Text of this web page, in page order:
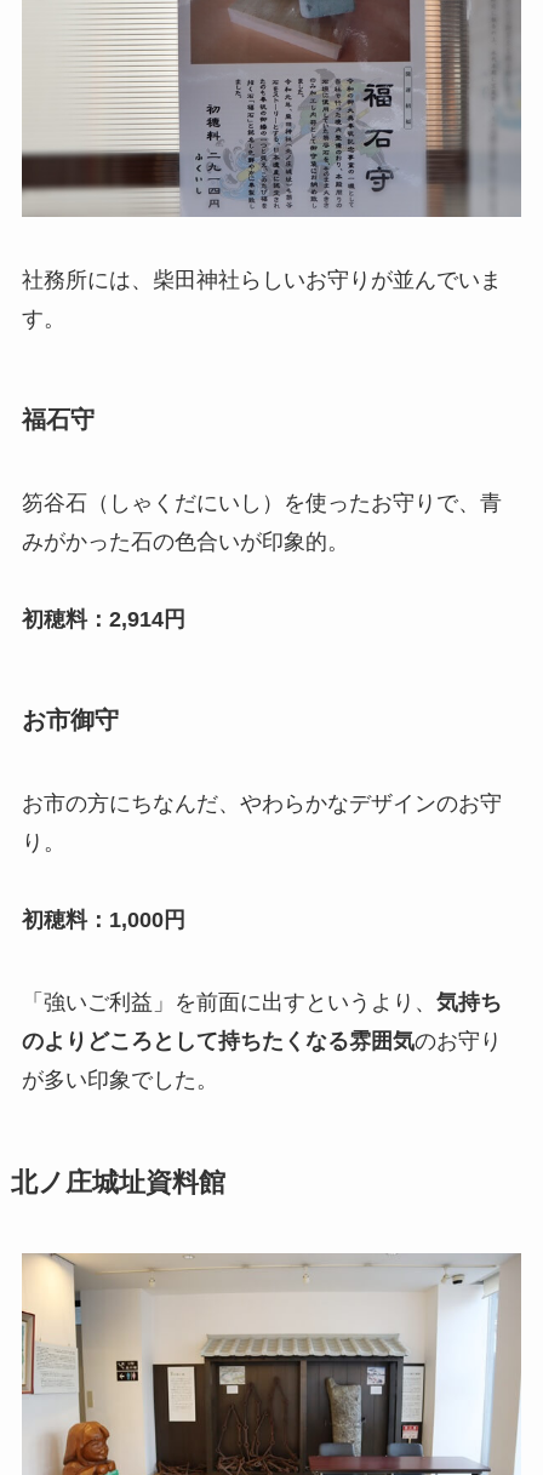
社務所には、柴田神社らしいお守りが並んでいま
す。
福石守
笏谷石（しゃくだにいし）を使ったお守りで、青
みがかった石の色合いが印象的。
初穂料：2,914円
お市御守
お市の方にちなんだ、やわらかなデザインのお守
り。
初穂料：1,000円
「強いご利益」を前面に出すというより、 気持ち
のよりどころとして持ちたくなる雰囲気のお守り
が多い印象でした。
北ノ庄城址資料館